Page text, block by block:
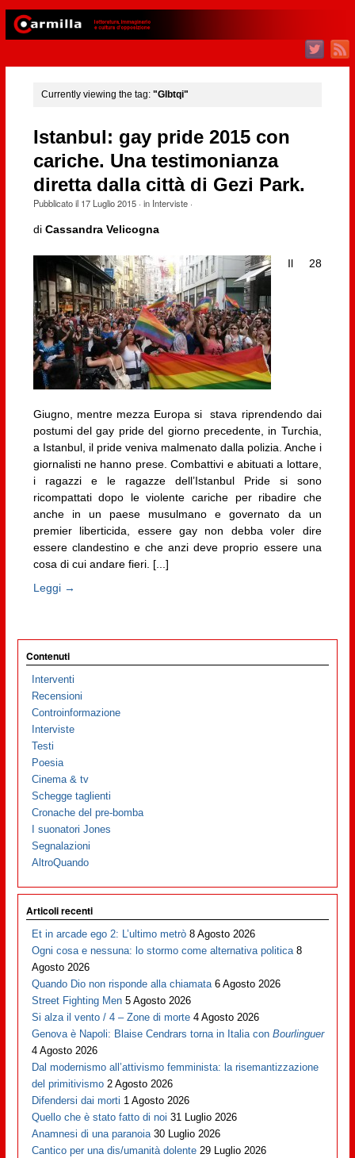
Currently viewing the tag: "Glbtqi"
Istanbul: gay pride 2015 con
cariche. Una testimonianza
diretta dalla città di Gezi Park.
Pubblicato il 17 Luglio 2015· in Interviste·
di Cassandra Velicogna
Il 28
Giugno, mentre mezza Europa si stava riprendendo dai
postumi del gay pride del giorno precedente, in Turchia,
a Istanbul, il pride veniva malmenato dalla polizia. Anche i
giornalisti ne hanno prese. Combattivi e abituati a lottare,
i ragazzi e le ragazze dell’Istanbul Pride si sono
ricompattati dopo le violente cariche per ribadire che
anche in un paese musulmano e governato da un
premier liberticida, essere gay non debba voler dire
essere clandestino e che anzi deve proprio essere una
cosa di cui andare fieri. [...]
Leggi →
Contenuti
Interventi
Recensioni
Controinformazione
Interviste
Testi
Poesia
Cinema & tv
Schegge taglienti
Cronache del pre-bomba
I suonatori Jones
Segnalazioni
AltroQuando
Articoli recenti
Et in arcade ego 2: L’ultimo metrò 8 Agosto 2026
Ogni cosa e nessuna: lo stormo come alternativa politica 8
Agosto 2026
Quando Dio non risponde alla chiamata 6 Agosto 2026
Street Fighting Men 5 Agosto 2026
Si alza il vento / 4 – Zone di morte 4 Agosto 2026
Genova è Napoli: Blaise Cendrars torna in Italia conBourlinguer
4 Agosto 2026
Dal modernismo all’attivismo femminista: la risemantizzazione
del primitivismo 2 Agosto 2026
Difendersi dai morti 1 Agosto 2026
Quello che è stato fatto di noi 31 Luglio 2026
Anamnesi di una paranoia 30 Luglio 2026
Cantico per una dis/umanità dolente 29 Luglio 2026